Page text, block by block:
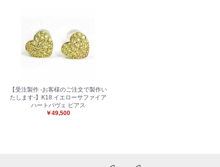
【受注製作 -お客様のご注文で製作い
たします-】K18 イエローサファイア
ハートパヴェ ピアス
￥49,500